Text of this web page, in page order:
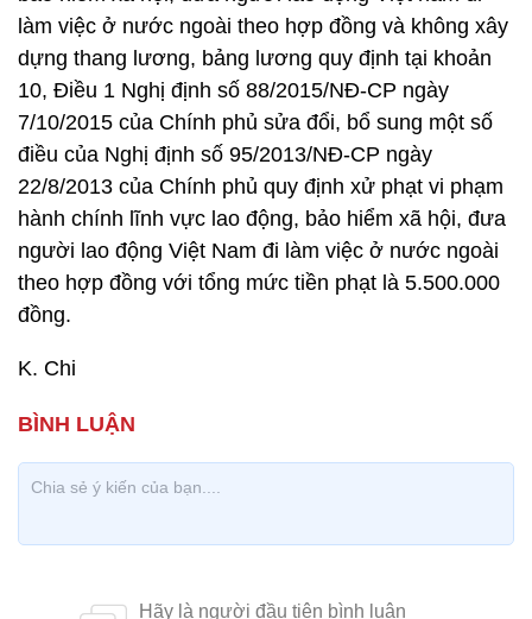
làm việc ở nước ngoài theo hợp đồng và không xây
dựng thang lương, bảng lương quy định tại khoản
10, Điều 1 Nghị định số 88/2015/NĐ-CP ngày
7/10/2015 của Chính phủ sửa đổi, bổ sung một số
điều của Nghị định số 95/2013/NĐ-CP ngày
22/8/2013 của Chính phủ quy định xử phạt vi phạm
hành chính lĩnh vực lao động, bảo hiểm xã hội, đưa
người lao động Việt Nam đi làm việc ở nước ngoài
theo hợp đồng với tổng mức tiền phạt là 5.500.000
đồng.
K. Chi